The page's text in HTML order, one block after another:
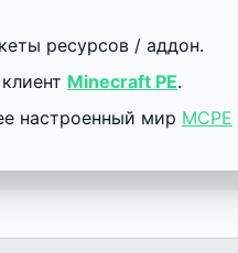
ресурсов / аддон.
Minecraft PE.
настроенный мир MCPE